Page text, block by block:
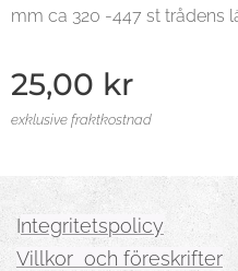
mm ca 320 -447 st trådens
25,00 kr
exklusive fraktkostnad
Integritetspolicy
Villkor och föreskrifter